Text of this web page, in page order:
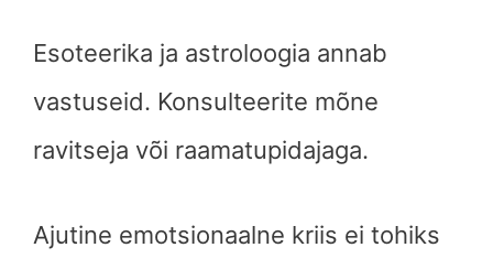
Esoteerika ja astroloogia annab
vastuseid. Konsulteerite mõne
ravitseja või raamatupidajaga.
Ajutine emotsionaalne kriis ei tohiks